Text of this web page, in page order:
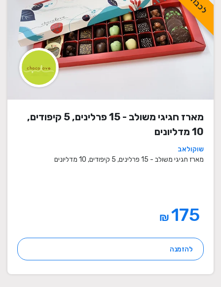
מארז חגיגי משולב - 15 פרלינים, 5 קיפודים,
10 מדליונים
שוקולאב
מארז חגיגי משולב - 15 פרלינים, 5 קיפודים, 10 מדליונים
₪
להזמנה